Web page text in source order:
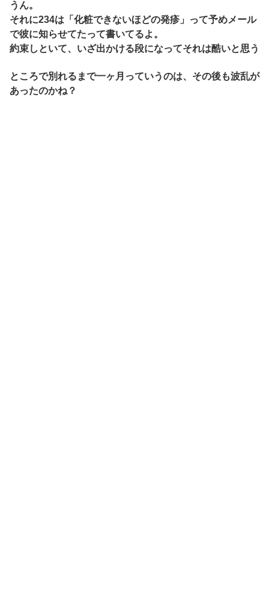
うん。
それに234は「化粧できないほどの発疹」って予めメール
で彼に知らせてたって書いてるよ。
約束しといて、いざ出かける段になってそれは酷いと思う
ところで別れるまで一ヶ月っていうのは、その後も波乱が
あったのかね？